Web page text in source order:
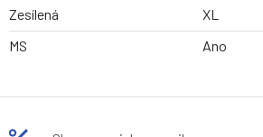
Zesílená
XL
MS
Ano